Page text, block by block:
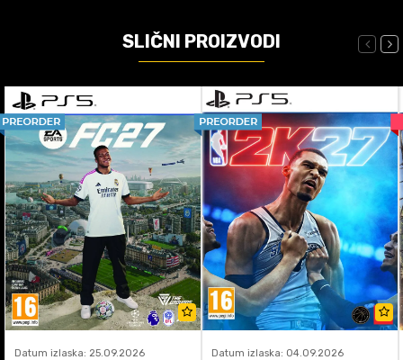
SLIČNI PROIZVODI
Datum izlaska: 25.09.2026 Datum izlaska: 04.09.2026